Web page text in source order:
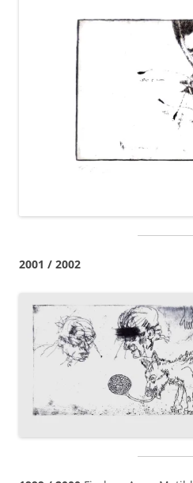
2001 / 2002